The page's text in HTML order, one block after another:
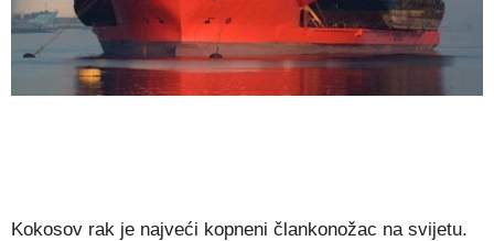
Kokosov rak je najveći kopneni člankonožac na svijetu.